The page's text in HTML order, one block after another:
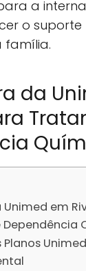
a
o suporte
família.
da
em
Planos